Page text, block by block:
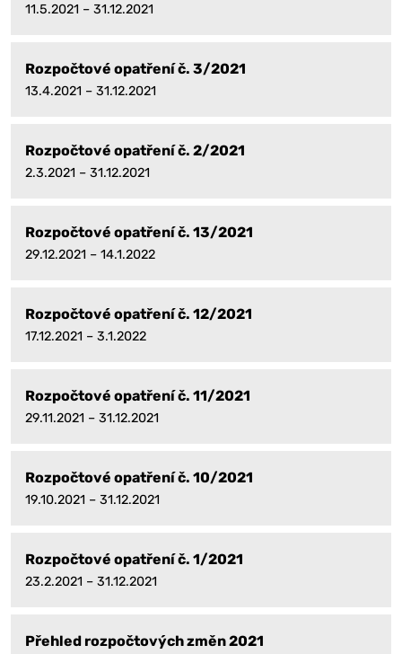
11.5.2021 – 31.12.2021
Rozpočtové opatření č. 3/2021
13.4.2021 – 31.12.2021
Rozpočtové opatření č. 2/2021
2.3.2021 – 31.12.2021
Rozpočtové opatření č. 13/2021
29.12.2021 – 14.1.2022
Rozpočtové opatření č. 12/2021
17.12.2021 – 3.1.2022
Rozpočtové opatření č. 11/2021
29.11.2021 – 31.12.2021
Rozpočtové opatření č. 10/2021
19.10.2021 – 31.12.2021
Rozpočtové opatření č. 1/2021
23.2.2021 – 31.12.2021
Přehled rozpočtových změn 2021